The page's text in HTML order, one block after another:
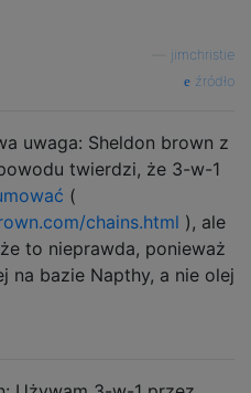
jimchristie
źródło
uwaga: Sheldon brown z
twierdzi, że 3-w-1
(
chains.html ), ale
to nieprawda, ponieważ
na bazie Napthy, a nie olej